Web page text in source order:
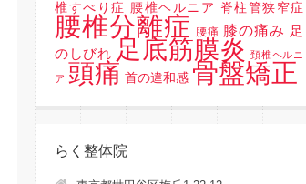
椎すべり症 腰椎ヘルニア 脊柱管狭窄症
腰椎分離症 腰痛 膝の痛み 足
のしびれ 足底筋膜炎 頚椎ヘルニ
ア 頭痛 首の違和感 骨盤矯正
らく整体院